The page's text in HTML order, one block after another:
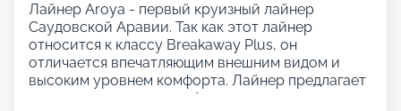
Лайнер Aroya - первый круизный лайнер
Саудовской Аравии. Так как этот лайнер
относится к классу Breakaway Plus, он
отличается впечатляющим внешним видом и
высоким уровнем комфорта. Лайнер предлагает
просторные, светлые общественные зоны,